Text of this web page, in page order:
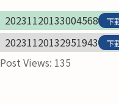
20231120133004568 下
20231120132951943 下
Post Views: 135